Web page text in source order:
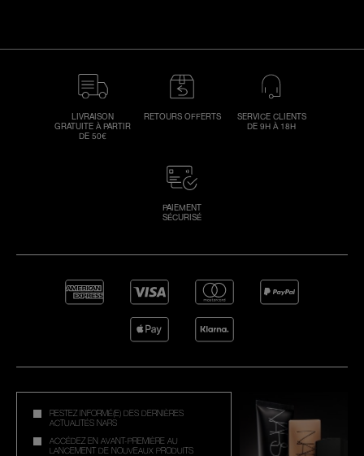
LIVRAISON
GRATUITE À PARTIR
DE 50€
RETOURS OFFERTS
SERVICE CLIENTS
DE 9H À 18H
PAIEMENT
SÉCURISÉ
RESTEZ INFORMÉ(E) DES DERNIÈRES
ACTUALITÉS NARS
ACCÉDEZ EN AVANT-PREMIÈRE AU
LANCEMENT DE NOUVEAUX PRODUITS